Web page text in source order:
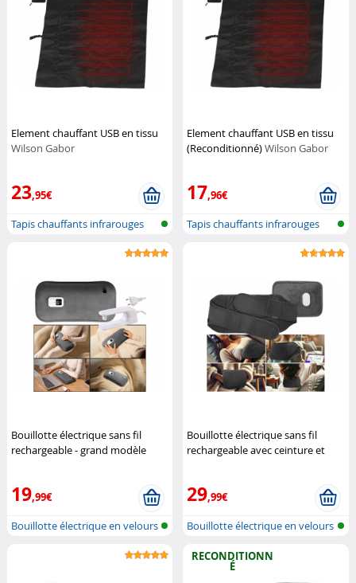
Element chauffant USB en tissu
Wilson Gabor
23,95€
Tapis chauffants infrarouges
Element chauffant USB en tissu
(Reconditionné)Wilson Gabor
17,96€
Tapis chauffants infrarouges
Bouillotte électrique sans fil
rechargeable - grand modèle
19,99€
Bouillotte électrique en velours
Bouillotte électrique sans fil
rechargeable avec ceinture et
29,99€
Bouillotte électrique en velours
RECONDITIONN
É